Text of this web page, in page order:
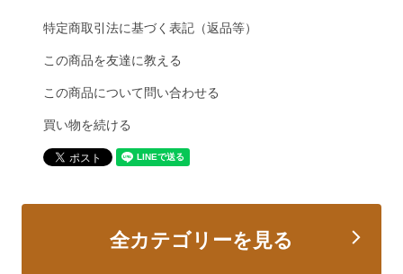
特定商取引法に基づく表記（返品等）
この商品を友達に教える
この商品について問い合わせる
買い物を続ける
全カテゴリーを見る